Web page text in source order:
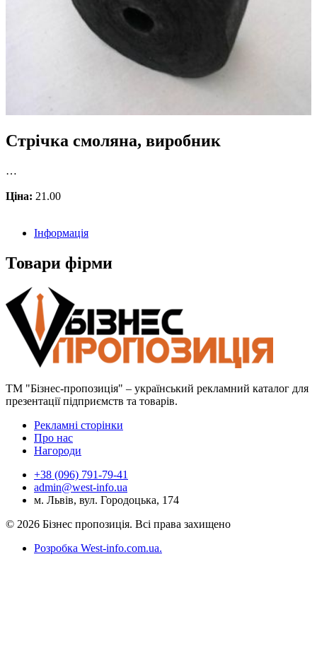
Стрічка смоляна, виробник
…
Ціна: 21.00
Інформація
Товари фірми
ТМ "Бізнес-пропозиція" – український рекламний каталог для
презентації підприємств та товарів.
Рекламні сторінки
Про нас
Нагороди
+38 (096) 791-79-41
admin@west-info.ua
м. Львів, вул. Городоцька, 174
© 2026 Бізнес пропозиція. Всі права захищено
Розробка West-info.com.ua.